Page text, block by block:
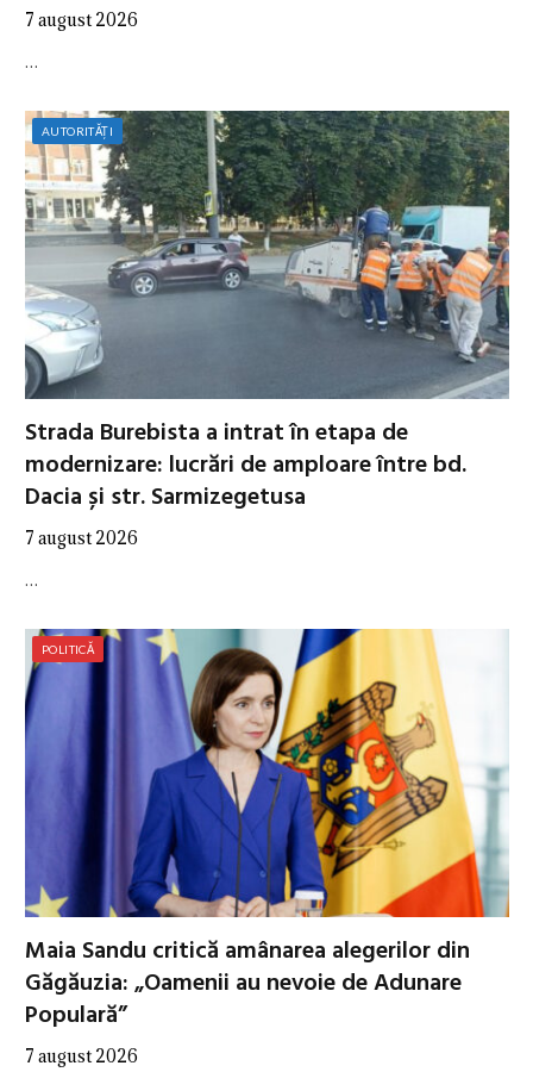
7 august 2026
…
AUTORITĂȚI
Strada Burebista a intrat în etapa de
modernizare: lucrări de amploare între bd.
Dacia și str. Sarmizegetusa
7 august 2026
…
POLITICĂ
Maia Sandu critică amânarea alegerilor din
Găgăuzia: „Oamenii au nevoie de Adunare
Populară”
7 august 2026